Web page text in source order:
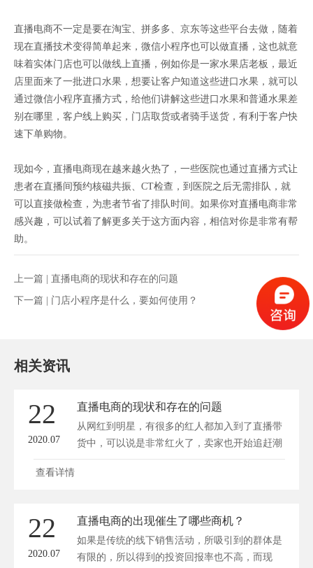
直播电商不一定是要在淘宝、拼多多、京东等这些平台去做，随着
现在直播技术变得简单起来，微信小程序也可以做直播，这也就意
味着实体门店也可以做线上直播，例如你是一家水果店老板，最近
店里面来了一批进口水果，想要让客户知道这些进口水果，就可以
通过微信小程序直播方式，给他们讲解这些进口水果和普通水果差
别在哪里，客户线上购买，门店取货或者骑手送货，有利于客户快
速下单购物。
现如今，直播电商现在越来越火热了，一些医院也通过直播方式让
患者在直播间预约核磁共振、CT检查，到医院之后无需排队，就
可以直接做检查，为患者节省了排队时间。如果你对直播电商非常
感兴趣，可以试着了解更多关于这方面内容，相信对你是非常有帮
助。
上一篇 | 直播电商的现状和存在的问题
下一篇 | 门店小程序是什么，要如何使用？
相关资讯
22
2020.07
直播电商的现状和存在的问题
从网红到明星，有很多的红人都加入到了直播带
货中，可以说是非常红火了，卖家也开始追赶潮
流...
查看详情
22
2020.07
直播电商的出现催生了哪些商机？
如果是传统的线下销售活动，所吸引到的群体是
有限的，所以得到的投资回报率也不高，而现